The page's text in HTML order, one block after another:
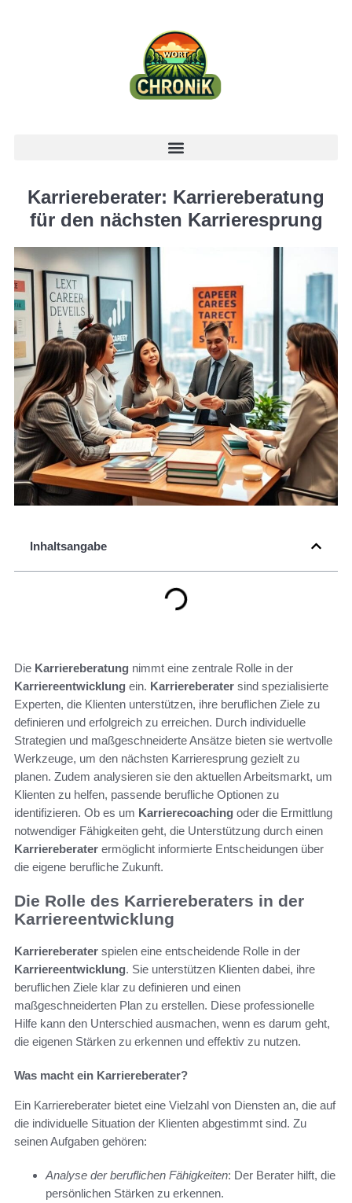
Karriereberater: Karriereberatung
für den nächsten Karrieresprung
Inhaltsangabe
Die Karriereberatung nimmt eine zentrale Rolle in der
Karriereentwicklung ein. Karriereberater sind spezialisierte
Experten, die Klienten unterstützen, ihre beruflichen Ziele zu
definieren und erfolgreich zu erreichen. Durch individuelle
Strategien und maßgeschneiderte Ansätze bieten sie wertvolle
Werkzeuge, um den nächsten Karrieresprung gezielt zu
planen. Zudem analysieren sie den aktuellen Arbeitsmarkt, um
Klienten zu helfen, passende berufliche Optionen zu
identifizieren. Ob es um Karrierecoaching oder die Ermittlung
notwendiger Fähigkeiten geht, die Unterstützung durch einen
Karriereberater ermöglicht informierte Entscheidungen über
die eigene berufliche Zukunft.
Die Rolle des Karriereberaters in der
Karriereentwicklung
Karriereberater spielen eine entscheidende Rolle in der
Karriereentwicklung. Sie unterstützen Klienten dabei, ihre
beruflichen Ziele klar zu definieren und einen
maßgeschneiderten Plan zu erstellen. Diese professionelle
Hilfe kann den Unterschied ausmachen, wenn es darum geht,
die eigenen Stärken zu erkennen und effektiv zu nutzen.
Was macht ein Karriereberater?
Ein Karriereberater bietet eine Vielzahl von Diensten an, die auf
die individuelle Situation der Klienten abgestimmt sind. Zu
seinen Aufgaben gehören:
Analyse der beruflichen Fähigkeiten: Der Berater hilft, die
persönlichen Stärken zu erkennen.